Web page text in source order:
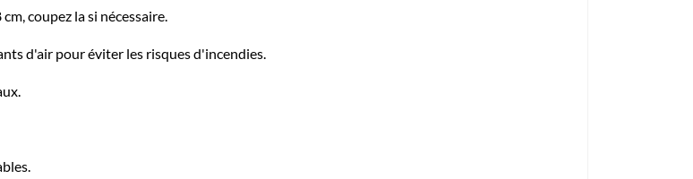
coupez la si nécessaire.
d'air pour éviter les risques d'incendies.